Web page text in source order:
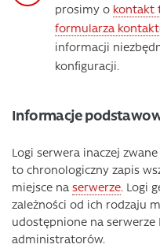
prosimy o kontakt
formularza
informacji
konfiguracji.
Informacje
Logi serwera inaczej
to chronologiczny zapis
miejsce na serwerze. Logi
zależności od ich rodzaju
udostępnione na serwerze
administratorów.